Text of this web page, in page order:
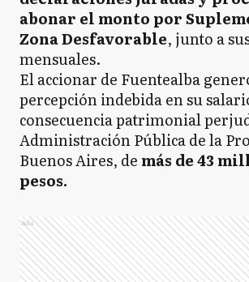
abonar el monto por
Zona Desfavorable, junto a
mensuales.
El accionar de Fuentealba
percepción indebida en su
consecuencia patrimonial
Administración Pública de la
Buenos Aires, de más de 43
pesos.
Ads